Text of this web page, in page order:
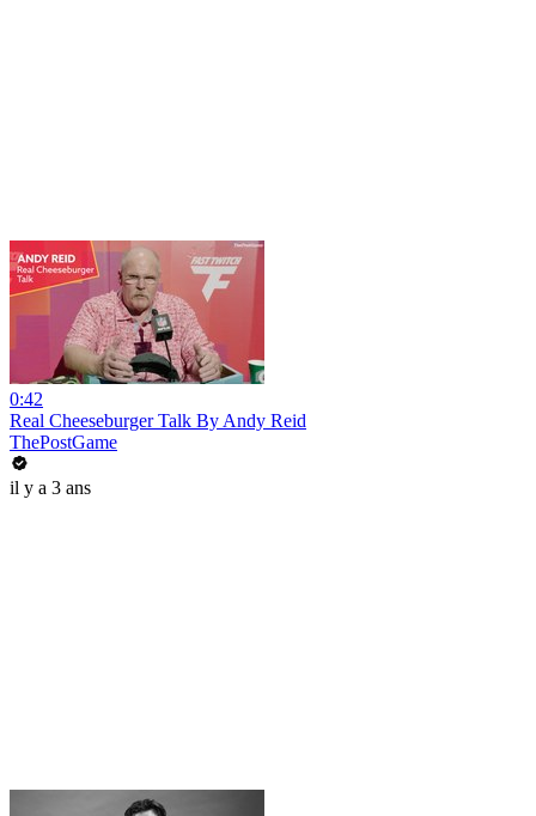
0:42
Real Cheeseburger Talk By Andy Reid
ThePostGame
il y a 3 ans